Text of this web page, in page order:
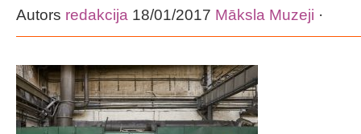
Autors redakcija 18/01/2017 Māksla Muzeji ·